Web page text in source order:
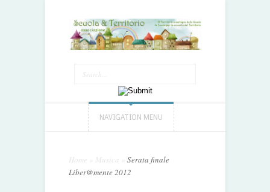
NAVIGATION MENU
Home Musica
Serata finale
Liber@mente 2012